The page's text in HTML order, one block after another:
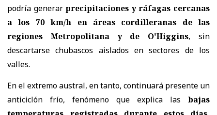
podría generarprecipitaciones y ráfagas cercanas
a los 70 km/h en áreas cordilleranas de las
regiones Metropolitana y de O'Higgins, sin
descartarse chubascos aislados en sectores de los
valles.
En el extremo austral, en tanto, continuará presente un
anticiclón frío, fenómeno que explica las bajas